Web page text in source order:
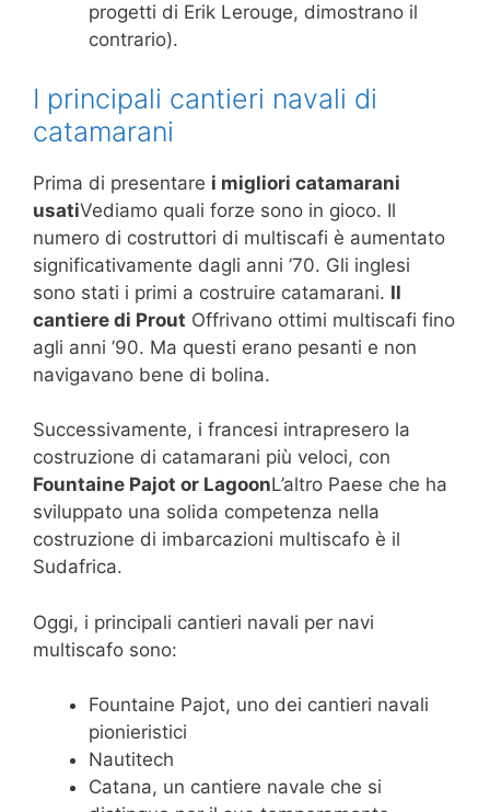
progetti di Erik Lerouge, dimostrano il
contrario).
I principali cantieri navali di
catamarani
Prima di presentare i migliori catamarani
usatiVediamo quali forze sono in gioco. Il
numero di costruttori di multiscafi è aumentato
significativamente dagli anni ’70. Gli inglesi
sono stati i primi a costruire catamarani. Il
cantiere di Prout Offrivano ottimi multiscafi fino
agli anni ’90. Ma questi erano pesanti e non
navigavano bene di bolina.
Successivamente, i francesi intrapresero la
costruzione di catamarani più veloci, con
Fountaine Pajot or LagoonL’altro Paese che ha
sviluppato una solida competenza nella
costruzione di imbarcazioni multiscafo è il
Sudafrica.
Oggi, i principali cantieri navali per navi
multiscafo sono:
Fountaine Pajot, uno dei cantieri navali
pionieristici
Nautitech
Catana, un cantiere navale che si